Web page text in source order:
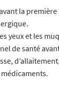
la
yeux et les
de santé